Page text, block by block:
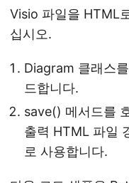
Visio 파일을 HTML
십시오.
Diagram 클래스
드합니다.
save() 메서드를
출력 HTML 파일
로 사용합니다.